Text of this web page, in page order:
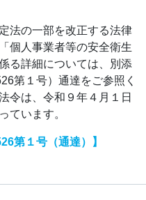
法の一部を改正する法律
個人事業者等の安全衛生
る詳細については、別添
第１号）通達をご参照く
令は、令和９年４月１日
ています。
第１号（通達）】